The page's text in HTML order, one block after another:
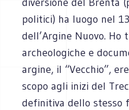
politici) ha luogo nel
dell’Argine Nuovo. Ho
archeologiche e
argine, il “Vecchio”,
scopo agli inizi del
definitiva dello stesso